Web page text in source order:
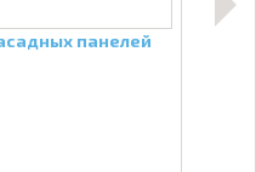
панелей